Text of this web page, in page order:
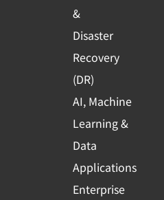
&
Disaster
Recovery
(DR)
AI, Machine
Learning &
Data
Applications
Enterprise